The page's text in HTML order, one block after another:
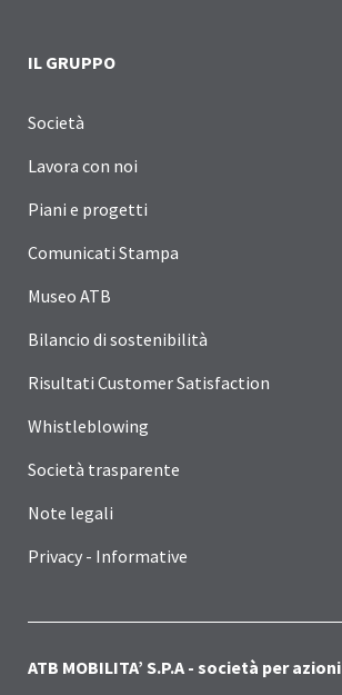
IL GRUPPO
Società
Lavora con noi
Piani e progetti
Comunicati Stampa
Museo ATB
Bilancio di sostenibilità
Risultati Customer Satisfaction
Whistleblowing
Società trasparente
Note legali
Privacy - Informative
ATB MOBILITA’ S.P.A - società per azioni